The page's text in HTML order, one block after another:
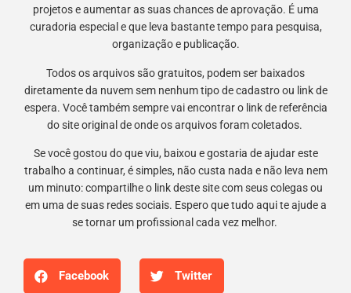
projetos e aumentar as suas chances de aprovação. É uma
curadoria especial e que leva bastante tempo para pesquisa,
organização e publicação.
Todos os arquivos são gratuitos, podem ser baixados
diretamente da nuvem sem nenhum tipo de cadastro ou link de
espera. Você também sempre vai encontrar o link de referência
do site original de onde os arquivos foram coletados.
Se você gostou do que viu, baixou e gostaria de ajudar este
trabalho a continuar, é simples, não custa nada e não leva nem
um minuto: compartilhe o link deste site com seus colegas ou
em uma de suas redes sociais. Espero que tudo aqui te ajude a
se tornar um profissional cada vez melhor.
Facebook Twitter